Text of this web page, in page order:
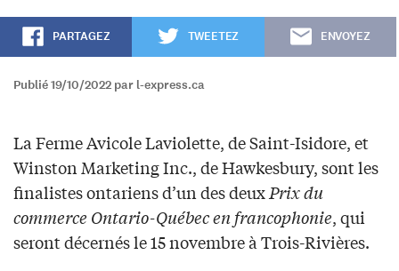
PARTAGEZ TWEETEZ ENVOYEZ
Publié 19/10/2022 par l-express.ca
La Ferme Avicole Laviolette, de Saint-Isidore, et
Winston Marketing Inc., de Hawkesbury, sont les
finalistes ontariens d’un des deuxPrix du
commerce Ontario-Québec en francophonie, qui
seront décernés le 15 novembre à Trois-Rivières.